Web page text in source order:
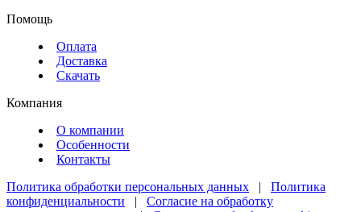
Помощь
Оплата
Доставка
Скачать
Компания
О компании
Особенности
Контакты
Политика обработки персональных данных | Политика
конфиденциальности | Согласие на обработку